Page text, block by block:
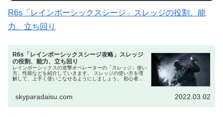
R6s「レインボーシックスシージ」スレッジの役割、能
力、立ち回り
R6s「レインボーシックスシージ攻略」スレッジ
の役割、能力、立ち回り
レインボーシックスの攻撃オペレーターの「スレッジ」使い
方、性能などを紹介していきます。 スレッジの使い方を理
解して、上手く使いこなせるようにしましょう。 初心者で
skyparadaisu.com 2022.03.02